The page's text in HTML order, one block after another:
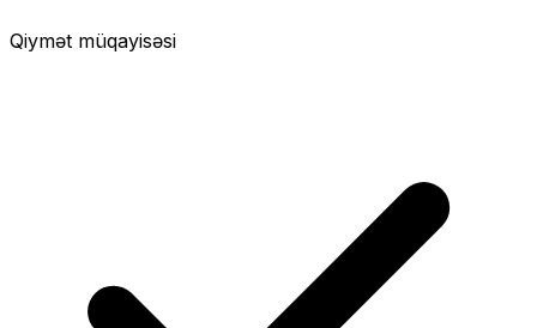
Qiymət müqayisəsi